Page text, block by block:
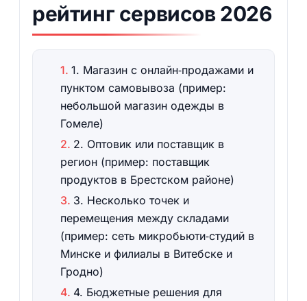
рейтинг сервисов 2026
1. Магазин с онлайн‑продажами и
пунктом самовывоза (пример:
небольшой магазин одежды в
Гомеле)
2. Оптовик или поставщик в
регион (пример: поставщик
продуктов в Брестском районе)
3. Несколько точек и
перемещения между складами
(пример: сеть микробьюти‑студий в
Минске и филиалы в Витебске и
Гродно)
4. Бюджетные решения для